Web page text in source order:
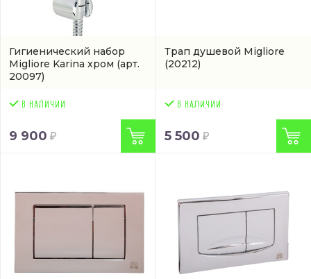
Гигиенический набор
Migliore Karina хром (арт.
20097)
9 900
Трап душевой Migliore
(20212)
5 500